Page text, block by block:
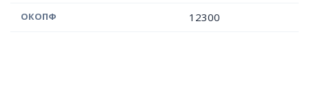
ОКОПФ 12300